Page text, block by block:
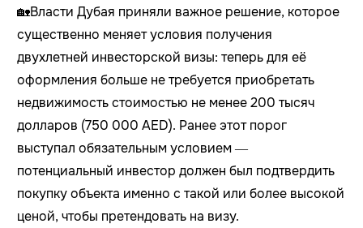
🏡Власти Дубая приняли важное решение, которое
существенно меняет условия получения
двухлетней инвесторской визы: теперь для её
оформления больше не требуется приобретать
недвижимость стоимостью не менее 200 тысяч
долларов (750 000 AED). Ранее этот порог
выступал обязательным условием —
потенциальный инвестор должен был подтвердить
покупку объекта именно с такой или более высокой
ценой, чтобы претендовать на визу.